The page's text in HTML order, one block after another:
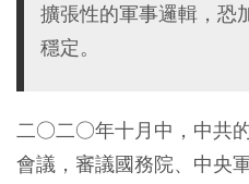
擴張性的軍事邏輯，恐
穩定。
二○二○年十月中，中共
會議，審議國務院、中央